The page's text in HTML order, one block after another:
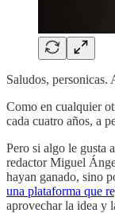
Saludos,
Como en cualquier
cada cuatro años, a
Pero si algo le gusta
redactor Miguel
hayan ganado, sino
una plataforma que
aprovechar la idea y